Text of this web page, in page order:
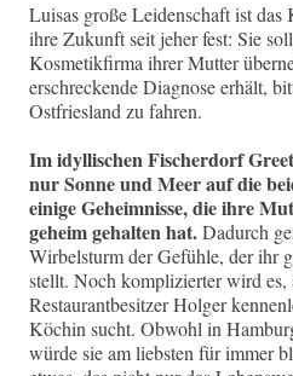
Luisas große Leidenschaft ist
ihre Zukunft seit jeher fest: Sie
Kosmetikfirma ihrer Mutter
erschreckende Diagnose erhält,
Ostfriesland zu fahren.
Im idyllischen Fischerdorf
nur Sonne und Meer auf die
einige Geheimnisse, die ihre
geheim gehalten hat.Dadurch
Wirbelsturm der Gefühle, der ihr
stellt. Noch komplizierter wird es,
Restaurantbesitzer Holger
Köchin sucht. Obwohl in
würde sie am liebsten für immer